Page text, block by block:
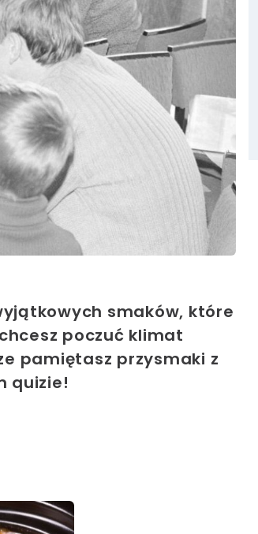
smaków, które
poczuć klimat
pamiętasz przysmaki z
quizie!